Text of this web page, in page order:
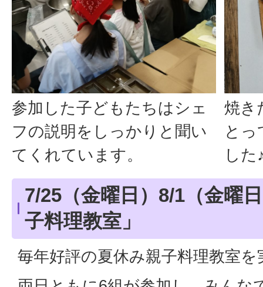
参加した子どもたちはシェ
フの説明をしっかりと聞い
てくれています。
焼き
とっ
した
7/25（金曜日）8/1（金曜
子料理教室」
毎年好評の夏休み親子料理教室